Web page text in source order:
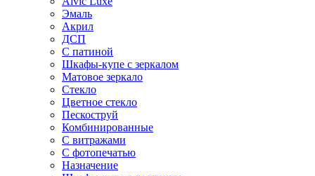
Эмаль
Акрил
ДСП
С патиной
Шкафы-купе с зеркалом
Матовое зеркало
Стекло
Цветное стекло
Пескоструй
Комбинированные
С витражами
С фотопечатью
Назначение